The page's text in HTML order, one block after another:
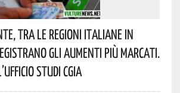
Tra Le Regioni Italiane In
Gli Aumenti Più Marcati.
Studi CGIA